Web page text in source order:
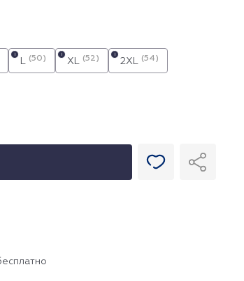
L (50)
i
XL (52)
i
2XL (54)
i